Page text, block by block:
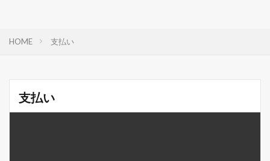
HOME 支払い
支払い